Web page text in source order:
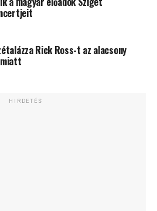
Rick Ross-t az alacsony
HIRDETÉS